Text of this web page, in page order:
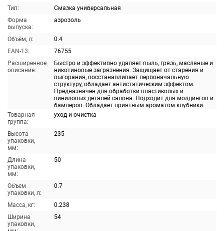
Тип:
Смазка универсальная
Форма
выпуска:
аэрозоль
Объём, л:
0.4
EAN-13:
76755
Расширенное
описание:
Быстро и эффективно удаляет пыль, грязь, масляные и
никотиновые загрязнения. Защищает от старения и
выгорания, восстанавливает первоначальную
структуру, обладает антистатическим эффектом.
Предназначен для обработки пластиковых и
виниловых деталей салона. Подходит для молдингов и
бамперов. Обладает приятным ароматом клубники.
Товарная
группа:
уход и очистка
Высота
упаковки,
мм:
235
Длина
упаковки,
мм:
50
Объем
упаковки, л:
0.7
Масса, кг:
0.238
Ширина
упаковки,
54